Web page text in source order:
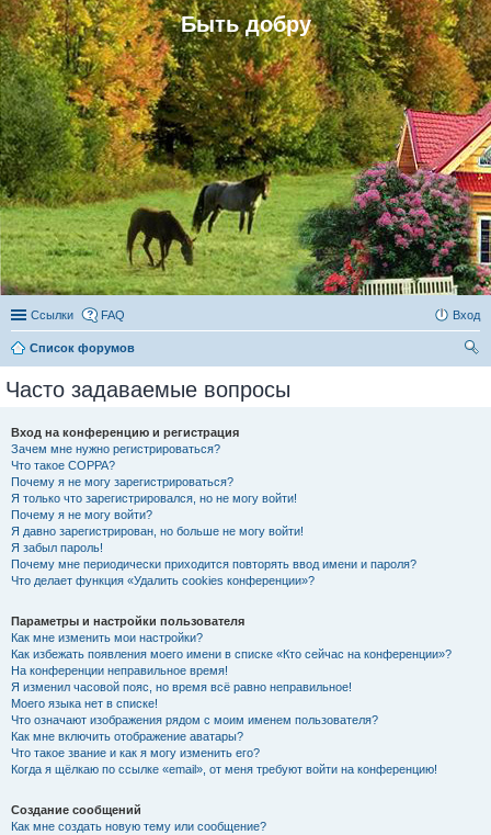
Быть добру
Ссылки FAQ Вход
Список форумов
Часто задаваемые вопросы
Вход на конференцию и регистрация
Зачем мне нужно регистрироваться?
Что такое COPPA?
Почему я не могу зарегистрироваться?
Я только что зарегистрировался, но не могу войти!
Почему я не могу войти?
Я давно зарегистрирован, но больше не могу войти!
Я забыл пароль!
Почему мне периодически приходится повторять ввод имени и пароля?
Что делает функция «Удалить cookies конференции»?
Параметры и настройки пользователя
Как мне изменить мои настройки?
Как избежать появления моего имени в списке «Кто сейчас на конференции»?
На конференции неправильное время!
Я изменил часовой пояс, но время всё равно неправильное!
Моего языка нет в списке!
Что означают изображения рядом с моим именем пользователя?
Как мне включить отображение аватары?
Что такое звание и как я могу изменить его?
Когда я щёлкаю по ссылке «email», от меня требуют войти на конференцию!
Создание сообщений
Как мне создать новую тему или сообщение?